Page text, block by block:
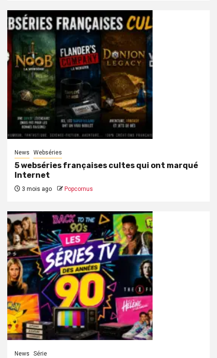
News Webséries
5 webséries françaises cultes qui ont marqué
Internet
3 mois ago Popcornus
News Série